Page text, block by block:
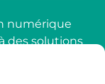
numérique
des solutions